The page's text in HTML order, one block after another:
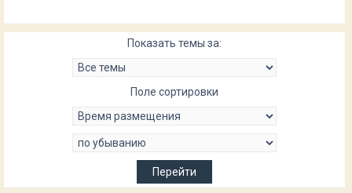
Показать темы за:
Поле сортировки